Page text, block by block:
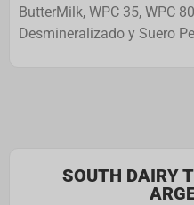
ButterMilk, WPC 35, WPC
Desmineralizado y Suero
SOUTH DAIRY